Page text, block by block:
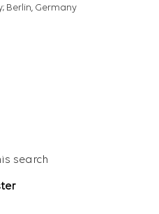
Berlin, Germany
search